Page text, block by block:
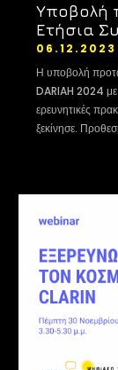
Υποβολή
Ετήσια
06.12.2023
Η υποβολή
DARIAH 2024 με
ερευνητικές
ξεκίνησε.